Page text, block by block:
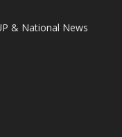
& National News